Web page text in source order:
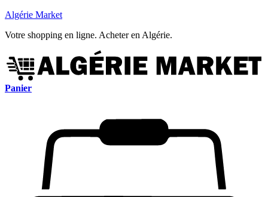
Algérie Market
Votre shopping en ligne. Acheter en Algérie.
Panier